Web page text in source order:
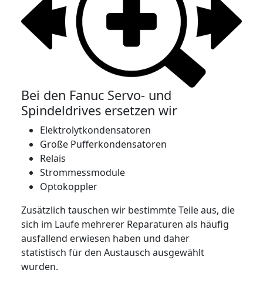
Bei den Fanuc Servo- und
Spindeldrives ersetzen wir
Elektrolytkondensatoren
Große Pufferkondensatoren
Relais
Strommessmodule
Optokoppler
Zusätzlich tauschen wir bestimmte Teile aus, die
sich im Laufe mehrerer Reparaturen als häufig
ausfallend erwiesen haben und daher
statistisch für den Austausch ausgewählt
wurden.